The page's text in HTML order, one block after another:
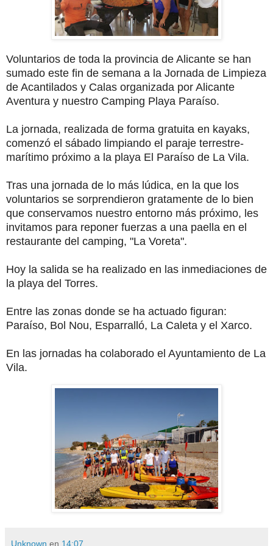
Voluntarios de toda la provincia de Alicante se han
sumado este fin de semana a la Jornada de Limpieza
de Acantilados y Calas organizada por Alicante
Aventura y nuestro Camping Playa Paraíso.
La jornada, realizada de forma gratuita en kayaks,
comenzó el sábado limpiando el paraje terrestre-
marítimo próximo a la playa El Paraíso de La Vila.
Tras una jornada de lo más lúdica, en la que los
voluntarios se sorprendieron gratamente de lo bien
que conservamos nuestro entorno más próximo, les
invitamos para reponer fuerzas a una paella en el
restaurante del camping, "La Voreta".
Hoy la salida se ha realizado en las inmediaciones de
la playa del Torres.
Entre las zonas donde se ha actuado figuran:
Paraíso, Bol Nou, Esparralló, La Caleta y el Xarco.
En las jornadas ha colaborado el Ayuntamiento de La
Vila.
Unknown en 14:07